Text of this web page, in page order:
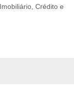
Crédito e